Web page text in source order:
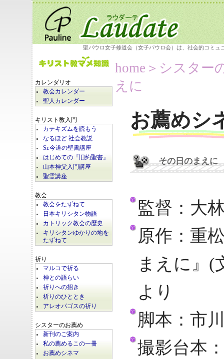
聖パウロ女子修道会（女子パウロ会）は、社会的コミ
カレンダリオ
教会カレンダー
聖人カレンダー
キリスト教入門
カテキズムを読もう
なるほど 社会教説
Sr.今道の聖書講座
はじめての『旧約聖書』
山本神父入門講座
聖霊講座
教会
教会をたずねて
日本キリシタン物語
カトリック教会の歴史
キリシタンゆかりの地を
たずねて
祈り
マルコで祈る
神との語らい
祈りへの招き
祈りのひととき
アレオパゴスの祈り
シスターのお薦め
新刊のご案内
私の薦めるこの一冊
お薦めシネマ
home ＞シスター
えに
お薦めシ
その日のまえに
監督：大
原作：重
まえに』(
より
脚本：市
撮影台本